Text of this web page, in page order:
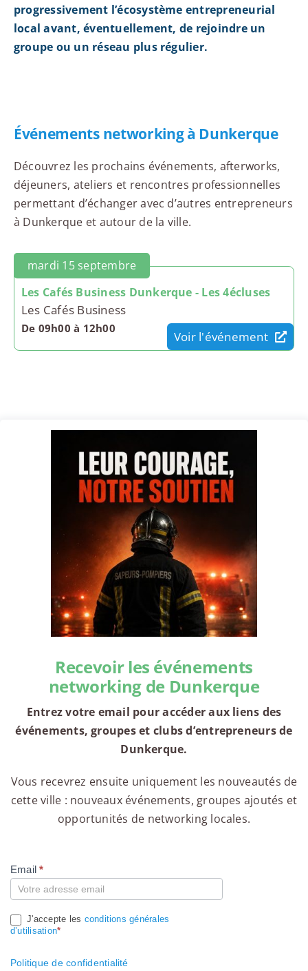
progressivement l’écosystème entrepreneurial
local avant, éventuellement, de rejoindre un
groupe ou un réseau plus régulier.
Événements networking à Dunkerque
Découvrez les prochains événements, afterworks,
déjeuners, ateliers et rencontres professionnelles
permettant d’échanger avec d’autres entrepreneurs
à Dunkerque et autour de la ville.
mardi 15 septembre
Les Cafés Business Dunkerque - Les 4écluses
Les Cafés Business
De 09h00 à 12h00
Voir l'événement
Recevoir les événements
networking de Dunkerque
Entrez votre email pour accéder aux liens des
événements, groupes et clubs d’entrepreneurs de
Dunkerque.
Vous recevrez ensuite uniquement les nouveautés de
cette ville : nouveaux événements, groupes ajoutés et
opportunités de networking locales.
Compte
Email*
J'accepte les conditions générales
d’utilisation*
Politique de confidentialité